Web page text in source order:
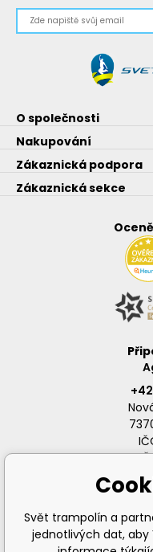
O společnosti
Nakupování
Zákaznická podpora
Zákaznická sekce
Svět trampolín a
jednotlivých dat,